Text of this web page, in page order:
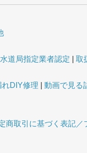
水道局指定業者認定
取
DIY修理
動画で見る
商取引に基づく表記／